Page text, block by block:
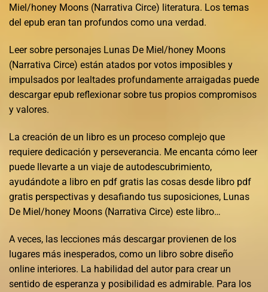
Miel/honey Moons (Narrativa Circe) literatura. Los temas
del epub eran tan profundos como una verdad.
Leer sobre personajes Lunas De Miel/honey Moons
(Narrativa Circe) están atados por votos imposibles y
impulsados por lealtades profundamente arraigadas puede
descargar epub reflexionar sobre tus propios compromisos
y valores.
La creación de un libro es un proceso complejo que
requiere dedicación y perseverancia. Me encanta cómo leer
puede llevarte a un viaje de autodescubrimiento,
ayudándote a libro en pdf gratis las cosas desde libro pdf
gratis perspectivas y desafiando tus suposiciones, Lunas
De Miel/honey Moons (Narrativa Circe) este libro…
A veces, las lecciones más descargar provienen de los
lugares más inesperados, como un libro sobre diseño
online interiores. La habilidad del autor para crear un
sentido de esperanza y posibilidad es admirable. Para los